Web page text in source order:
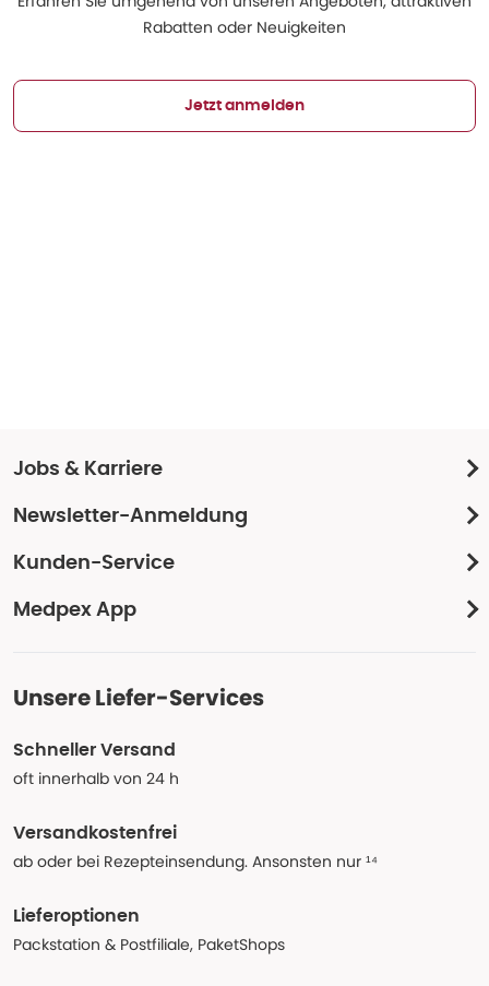
Rabatten oder Neuigkeiten
Jetzt anmelden
Jobs & Karriere
Newsletter-Anmeldung
Kunden-Service
Medpex App
Unsere Liefer-Services
Schneller Versand
oft innerhalb von 24 h
Versandkostenfrei
ab oder bei Rezepteinsendung. Ansonsten nur ¹⁴
Lieferoptionen
Packstation & Postfiliale, PaketShops